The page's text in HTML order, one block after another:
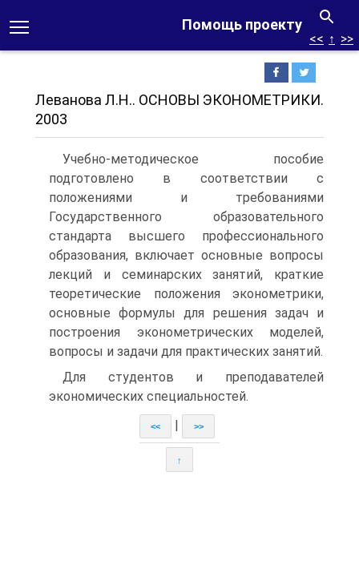
Помощь проекту
<< ↑ >>
Леванова Л.Н.. ОСНОВЫ ЭКОНОМЕТРИКИ.
2003
Учебно-методическое пособие
подготовлено в соответствии с
положениями и требованиями
Государственного образовательного
стандарта высшего профессионального
образования, включает основные вопросы
лекций и семинарских занятий, краткие
теоретические положения эконометрики,
основные формулы для решения задач и
построения эконометрических моделей,
вопросы и задачи для практических занятий.
Для студентов и преподавателей
экономических специальностей.
<< >>
↑